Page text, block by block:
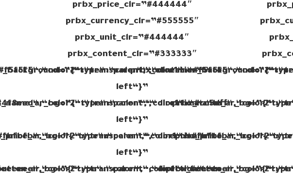
prbx_price_clr=”#444444″
prbx_currency_clr=”#555555″
prbx_unit_clr=”#444444″
prbx_content_clr=”#333333″
left“}”
left“}”
left“}”